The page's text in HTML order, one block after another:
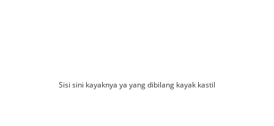
Sisi sini kayaknya ya yang dibilang kayak kastil